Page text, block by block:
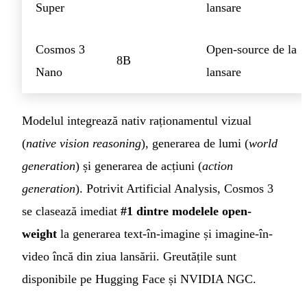
Super
lansare
Cosmos 3
Nano
8B
Open-source de la
lansare
Modelul integrează nativ raționamentul vizual
(native vision reasoning), generarea de lumi (world
generation) și generarea de acțiuni (action
generation). Potrivit Artificial Analysis, Cosmos 3
se clasează imediat #1 dintre modelele open-
weight la generarea text-în-imagine și imagine-în-
video încă din ziua lansării. Greutățile sunt
disponibile pe Hugging Face și NVIDIA NGC.